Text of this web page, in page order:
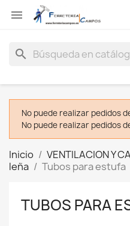

search
No puede realizar pedidos
No puede realizar pedidos
Inicio VENTILACION Y
leña
Tubos para estufa
TUBOS PARA